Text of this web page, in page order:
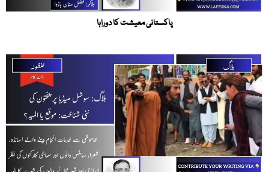
پاکستانی معیشت کا دوراہا